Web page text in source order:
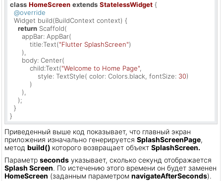
class HomeScreen extends StatelessWidget {
@override
  Widget build(BuildContext context) {
return Scaffold(
      appBar: AppBar(
          title:Text(
"Flutter SplashScreen")
      ),
      body: Center(
          child:Text(
"Welcome to Home Page",
              style: TextStyle( color: Colors.black, fontSize:
30)
          )
      ),
    );
  }
}
Приведенный выше код показывает, что главный экран
приложения изначально генерируется SplashScreenPage,
метод build() которого возвращает объект SplashScreen.
Параметр seconds указывает, сколько секунд отображается
Splash Screen. По истечению этого времени он будет заменен
HomeScreen (заданным параметром navigateAfterSeconds).